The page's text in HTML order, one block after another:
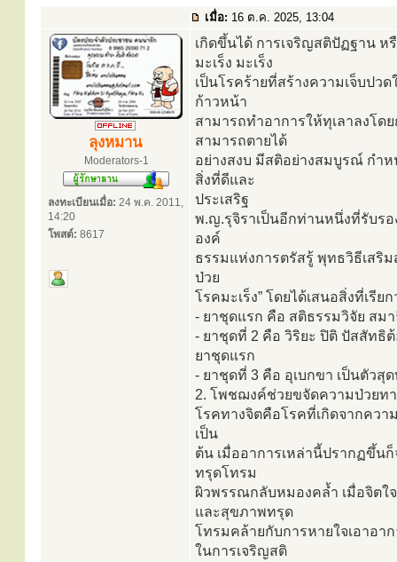
เมื่อ: 16 ต.ค. 2025, 13:04
ลุงหมาน
Moderators-1
ลงทะเบียนเมื่อ: 24 พ.ค. 2011,
14:20
โพสต์: 8617
เกิดขึ้นได้ การเจริญสติปัฏฐาน
มะเร็ง มะเร็ง
เป็นโรคร้ายที่สร้างความเจ็บปว
ก้าวหน้า
สามารถทำอาการให้ทุเลาลงโด
สามารถตายได้
อย่างสงบ มีสติอย่างสมบูรณ์ กำ
สิ่งที่ดีและ
ประเสริฐ
พ.ญ.รุจิราเป็นอีกท่านหนึ่งที่รับรอ
องค์
ธรรมแห่งการตรัสรู้ พุทธวิธีเสริ
ป่วย
โรคมะเร็ง” โดยได้เสนอสิ่งที่เรี
- ยาชุดแรก คือ สติธรรมวิจัย สม
- ยาชุดที่ 2 คือ วิริยะ ปิติ ปัสสัทธิ
ยาชุดแรก
- ยาชุดที่ 3 คือ อุเบกขา เป็นตัวสุ
2. โพชฌงค์ช่วยขจัดความป่วยท
โรคทางจิตคือโรคที่เกิดจากคว
เป็น
ต้น เมื่ออาการเหล่านี้ปรากฏขึ้น
ทรุดโทรม
ผิวพรรณกลับหมองคล้ำ เมื่อจิตใ
และสุขภาพทรุด
โทรมคล้ายกับการหายใจเอาอา
ในการเจริญสติ